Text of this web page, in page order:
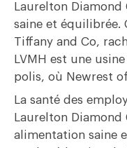
Laurelton
saine et équilibrée.
Tiffany and Co,
LVMH est une
polis, où Newrest
La santé des
Laurelton Diamond
alimentation saine